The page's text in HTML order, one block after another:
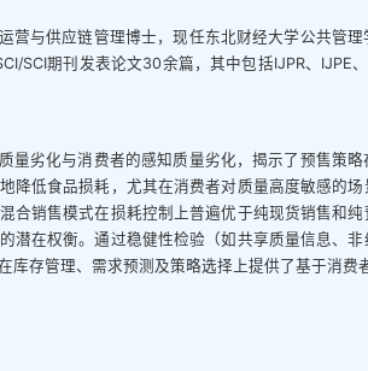
营与供应链管理博士，现任东北财经大学公共管
SCI期刊发表论文30余篇，其中包括IJPR、
量劣化与消费者的感知质量劣化，揭示了预售策
降低食品损耗，尤其在消费者对质量高度敏感的
合销售模式在损耗控制上普遍优于纯现货销售和
潜在权衡。通过稳健性检验（如共享质量信息、
库存管理、需求预测及策略选择上提供了基于消费